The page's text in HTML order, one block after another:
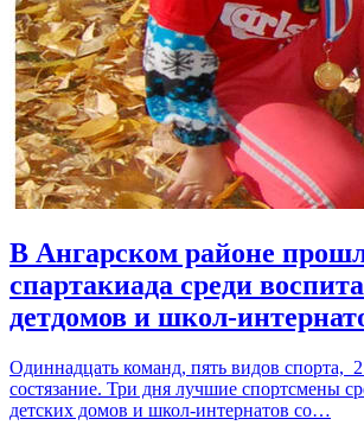
В Ангарском районе
спартакиада среди
детдомов и школ-
Одиннадцать команд, пять видов спорта,
состязание. Три дня лучшие спортсмены
детских домов и школ-интернатов со…